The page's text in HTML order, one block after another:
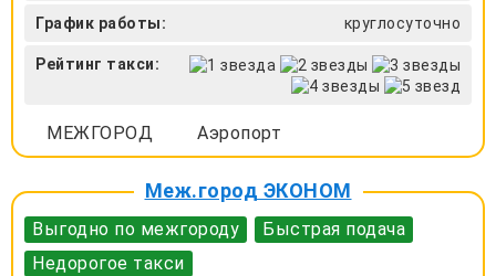
График работы: круглосуточно
Рейтинг такси:
МЕЖГОРОД Аэропорт
Меж.город ЭКОНОМ
Выгодно по межгороду
Быстрая подача
Недорогое такси